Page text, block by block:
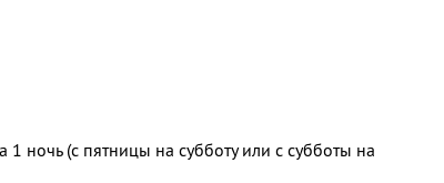
ночь (с пятницы на субботу или с субботы на